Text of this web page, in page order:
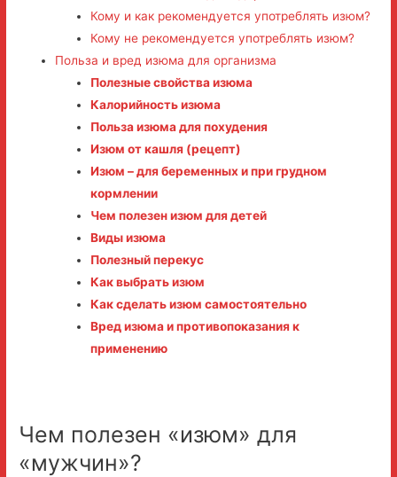
Кому и как рекомендуется употреблять изюм?
Кому не рекомендуется употреблять изюм?
Польза и вред изюма для организма
Полезные свойства изюма
Калорийность изюма
Польза изюма для похудения
Изюм от кашля (рецепт)
Изюм – для беременных и при грудном
кормлении
Чем полезен изюм для детей
Виды изюма
Полезный перекус
Как выбрать изюм
Как сделать изюм самостоятельно
Вред изюма и противопоказания к
применению
Чем полезен «изюм» для
«мужчин»?